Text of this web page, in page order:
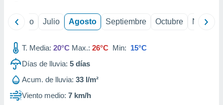
Junio Julio Agosto Septiembre Octubre
T. Media: 20°C Max.: 26°C Min: 15°C
Días de lluvia: 5 días
Acum. de lluvia: 33 l/m²
Viento medio: 7 km/h